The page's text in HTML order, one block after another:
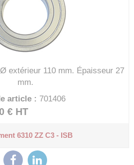
extérieur 110 mm. Épaisseur 27
mm.
article : 701406
€ HT
6310 ZZ C3 - ISB